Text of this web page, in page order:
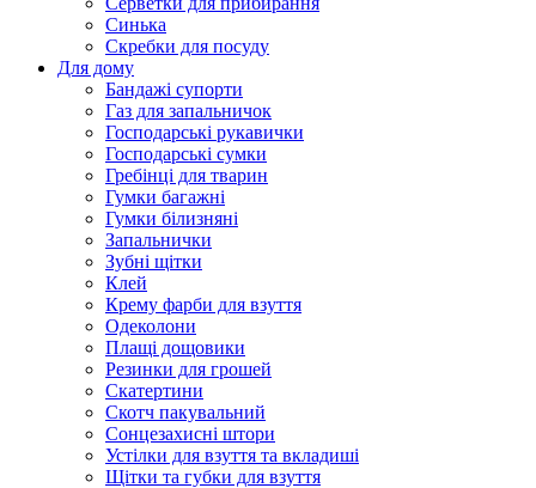
Синька
Скребки для посуду
Для дому
Бандажі супорти
Газ для запальничок
Господарські рукавички
Господарські сумки
Гребінці для тварин
Гумки багажні
Гумки білизняні
Запальнички
Зубні щітки
Клей
Крему фарби для взуття
Одеколони
Плащі дощовики
Резинки для грошей
Скатертини
Скотч пакувальний
Сонцезахисні штори
Устілки для взуття та вкладиші
Щітки та губки для взуття